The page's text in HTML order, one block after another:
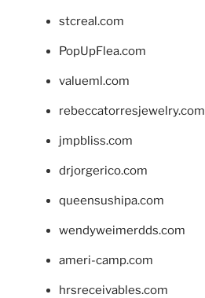
stcreal.com
PopUpFlea.com
valueml.com
rebeccatorresjewelry.com
jmpbliss.com
drjorgerico.com
queensushipa.com
wendyweimerdds.com
ameri-camp.com
hrsreceivables.com